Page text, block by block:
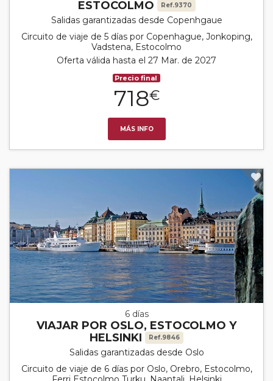
ESTOCOLMO Ref.9370
Salidas garantizadas desde Copenhgaue
Circuito de viaje de 5 días por Copenhague, Jonkoping,
Vadstena, Estocolmo
Oferta válida hasta el 27 Mar. de 2027
Precio final
718€
MÁS INFO
6 días
VIAJAR POR OSLO, ESTOCOLMO Y
HELSINKI
Ref.9846
Salidas garantizadas desde Oslo
Circuito de viaje de 6 días por Oslo, Orebro, Estocolmo,